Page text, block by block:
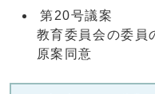
第20号議案
教育委員会の委員
原案同意